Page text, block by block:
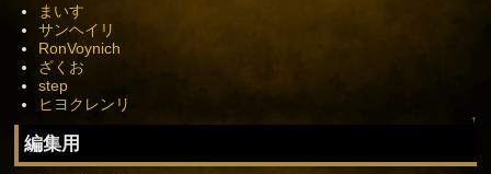
まいす
サンヘイリ
RonVoynich
ざくお
step
ヒヨクレンリ
↑
編集用